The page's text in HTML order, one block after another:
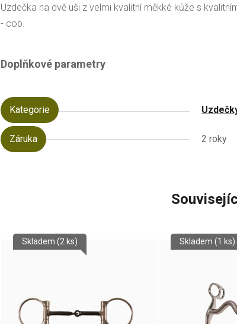
Uzdečka na dvě uši z velmi kvalitní měkké kůže s
- cob.
Doplňkové parametry
Kategorie
Záruka 2 roky
Skladem (2 ks) Skladem (1 ks)